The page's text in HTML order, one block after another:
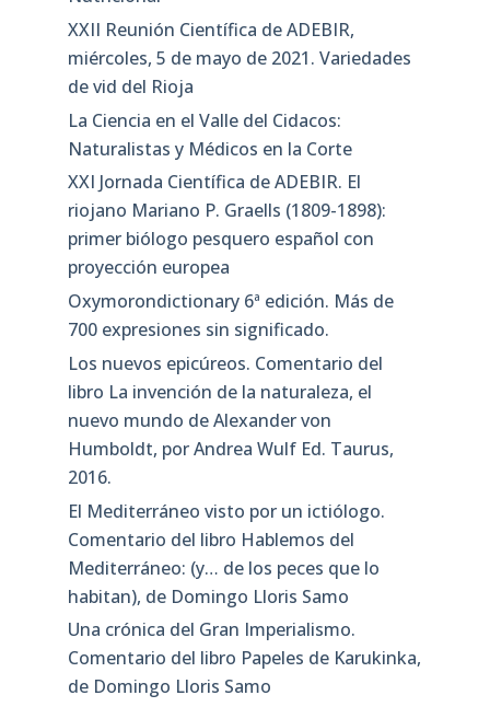
XXII Reunión Científica de ADEBIR,
miércoles, 5 de mayo de 2021. Variedades
de vid del Rioja
La Ciencia en el Valle del Cidacos:
Naturalistas y Médicos en la Corte
XXI Jornada Científica de ADEBIR. El
riojano Mariano P. Graells (1809-1898):
primer biólogo pesquero español con
proyección europea
Oxymorondictionary 6ª edición. Más de
700 expresiones sin significado.
Los nuevos epicúreos. Comentario del
libro La invención de la naturaleza, el
nuevo mundo de Alexander von
Humboldt, por Andrea Wulf Ed. Taurus,
2016.
El Mediterráneo visto por un ictiólogo.
Comentario del libro Hablemos del
Mediterráneo: (y… de los peces que lo
habitan), de Domingo Lloris Samo
Una crónica del Gran Imperialismo.
Comentario del libro Papeles de Karukinka,
de Domingo Lloris Samo